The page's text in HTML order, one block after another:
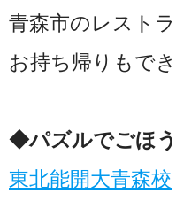
青森市のレスト
お持ち帰りもで
◆パズルでごほ
東北能開大青森校